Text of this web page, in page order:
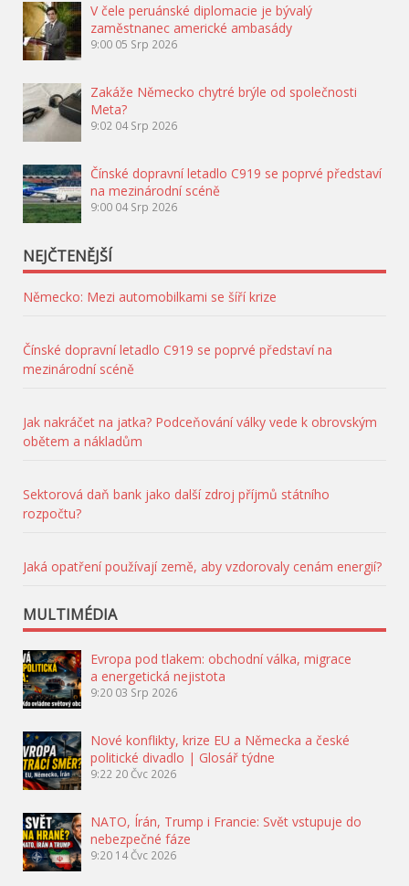
V čele peruánské diplomacie je bývalý
zaměstnanec americké ambasády
9:00 05 Srp 2026
Zakáže Německo chytré brýle od společnosti
Meta?
9:02 04 Srp 2026
Čínské dopravní letadlo C919 se poprvé představí
na mezinárodní scéně
9:00 04 Srp 2026
NEJČTENĚJŠÍ
Německo: Mezi automobilkami se šíří krize
Čínské dopravní letadlo C919 se poprvé představí na
mezinárodní scéně
Jak nakráčet na jatka? Podceňování války vede k obrovským
obětem a nákladům
Sektorová daň bank jako další zdroj příjmů státního
rozpočtu?
Jaká opatření používají země, aby vzdorovaly cenám energií?
MULTIMÉDIA
Evropa pod tlakem: obchodní válka, migrace
a energetická nejistota
9:20 03 Srp 2026
Nové konflikty, krize EU a Německa a české
politické divadlo | Glosář týdne
9:22 20 Čvc 2026
NATO, Írán, Trump i Francie: Svět vstupuje do
nebezpečné fáze
9:20 14 Čvc 2026